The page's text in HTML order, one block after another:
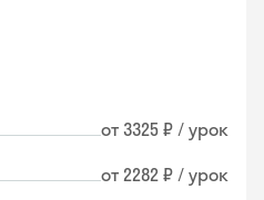
от 3325 ₽ / урок
от 2282 ₽ / урок